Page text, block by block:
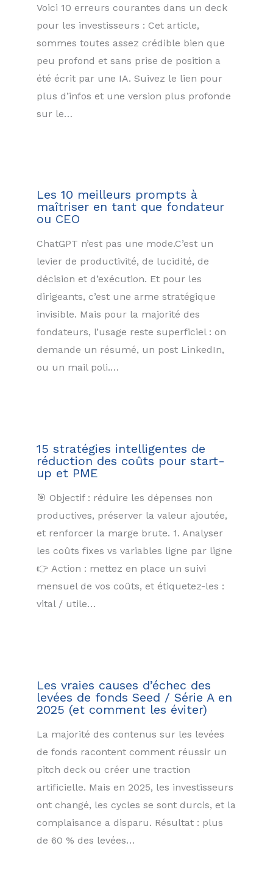
Voici 10 erreurs courantes dans un deck
pour les investisseurs : Cet article,
sommes toutes assez crédible bien que
peu profond et sans prise de position a
été écrit par une IA. Suivez le lien pour
plus d’infos et une version plus profonde
sur le…
Les 10 meilleurs prompts à
maîtriser en tant que fondateur
ou CEO
ChatGPT n’est pas une mode.C’est un
levier de productivité, de lucidité, de
décision et d’exécution. Et pour les
dirigeants, c’est une arme stratégique
invisible. Mais pour la majorité des
fondateurs, l’usage reste superficiel : on
demande un résumé, un post LinkedIn,
ou un mail poli.…
15 stratégies intelligentes de
réduction des coûts pour start-
up et PME
🎯 Objectif : réduire les dépenses non
productives, préserver la valeur ajoutée,
et renforcer la marge brute. 1. Analyser
les coûts fixes vs variables ligne par ligne
👉 Action : mettez en place un suivi
mensuel de vos coûts, et étiquetez-les :
vital / utile…
Les vraies causes d’échec des
levées de fonds Seed / Série A en
2025 (et comment les éviter)
La majorité des contenus sur les levées
de fonds racontent comment réussir un
pitch deck ou créer une traction
artificielle. Mais en 2025, les investisseurs
ont changé, les cycles se sont durcis, et la
complaisance a disparu. Résultat : plus
de 60 % des levées…